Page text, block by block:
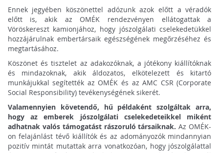
Ennek jegyében köszönettel adózunk azok előtt a véradók
előtt is, akik az OMÉK rendezvényen ellátogattak a
Vöröskereszt kamionjához, hogy jószolgálati cselekedetükkel
hozzájárulnak embertársaik egészségének megőrzéséhez és
megtartásához.
Köszönet és tisztelet az adakozóknak, a jótékony kiállítóknak
és mindazoknak, akik áldozatos, elkötelezett és kitartó
munkájukkal segítették az OMÉK és az AMC CSR (Corporate
Social Responsibility) tevékenységének sikerét.
Valamennyien követendő, hű példaként szolgáltak arra,
hogy az emberek jószolgálati cselekedeteikkel miként
adhatnak valós támogatást rászoruló társaiknak. Az OMÉK-
on felajánlást tévő kiállítók és az adományozók mindannyian
pozitív mintát mutattak arra vonatkozóan, hogy jószolgálattal